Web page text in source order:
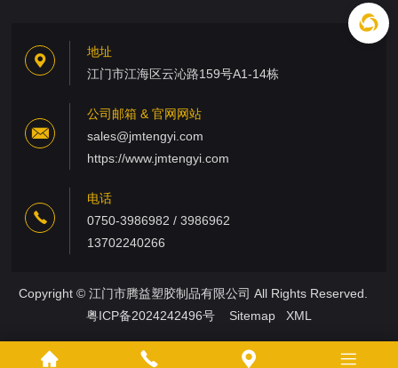
地址
江门市江海区云沁路159号A1-14栋
公司邮箱 & 官网网站
sales@jmtengyi.com
https://www.jmtengyi.com
电话
0750-3986982 / 3986962
13702240266
Copyright © 江门市腾益塑胶制品有限公司 All Rights Reserved.
粤ICP备2024242496号
Sitemap XML